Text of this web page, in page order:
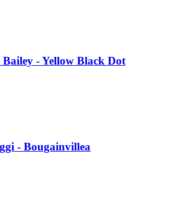
- Yellow Black Dot
- Bougainvillea